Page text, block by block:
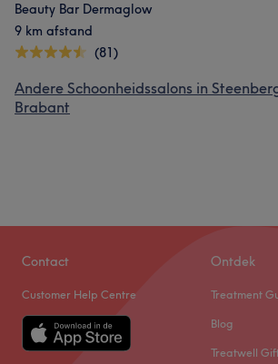
Beauty Bar Dermaglow
9 km afstand
(81)
Andere Schoonheidssalons in
Brabant
Contact
Customer Help Centre
Ontdek
Treatment
Blog
Treatwell